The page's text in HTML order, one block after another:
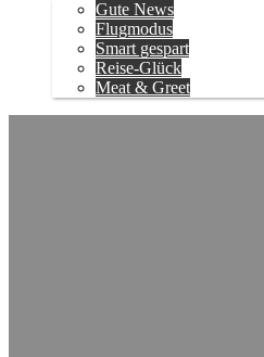
Gute News
Flugmodus
Smart gespart
Reise-Glück
Meat & Greet